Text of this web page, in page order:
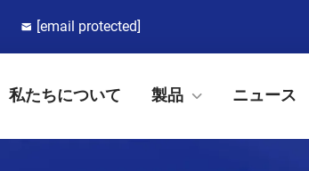
[email protected]
私たちについて 製品 ニュース